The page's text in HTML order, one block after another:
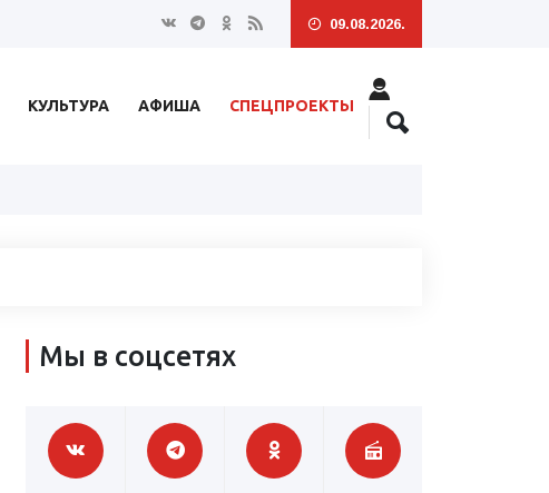
09.08.2026.
КУЛЬТУРА АФИША СПЕЦПРОЕКТЫ
Мы в соцсетях